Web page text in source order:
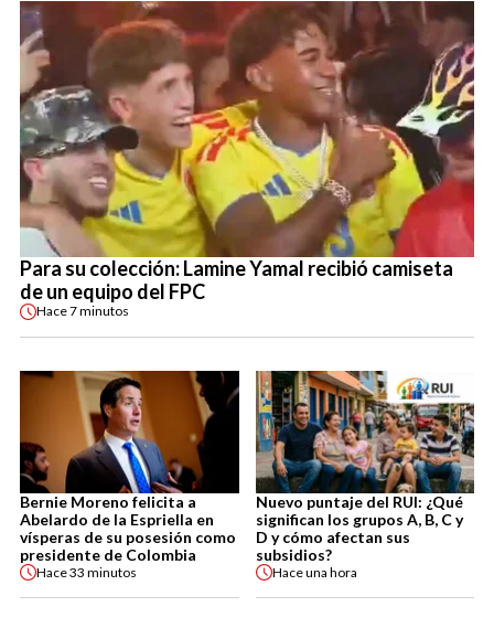
Para su colección: Lamine Yamal recibió camiseta
de un equipo del FPC
Hace7 minutos
Bernie Moreno felicita a
Abelardo de la Espriella en
vísperas de su posesión como
presidente de Colombia
Hace33 minutos
Nuevo puntaje del RUI: ¿Qué
significan los grupos A, B, C y
D y cómo afectan sus
subsidios?
Haceuna hora